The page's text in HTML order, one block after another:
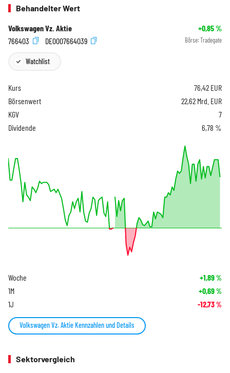
Behandelter Wert
Volkswagen Vz. Aktie +0,85%
766403
DE0007664039 Börse: Tradegate
Watchlist
Kurs 76,42 EUR
Börsenwert
22,62 Mrd. EUR
KGV
7
Dividende
6,78 %
Woche +1,89%
1M +0,69%
1J -12,73%
Volkswagen Vz. Aktie Kennzahlen und Details
Sektorvergleich